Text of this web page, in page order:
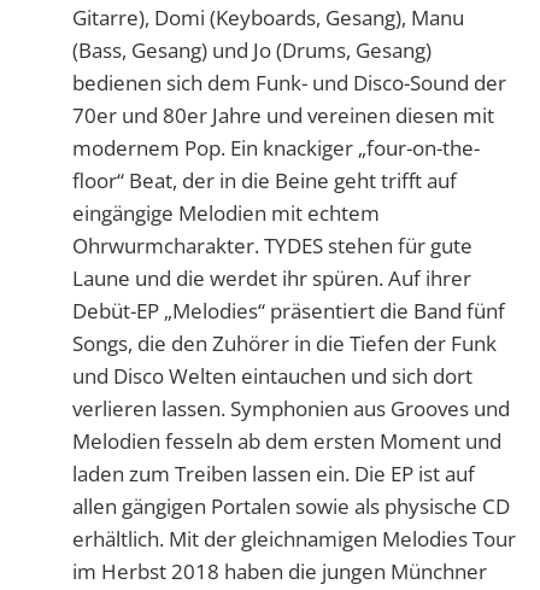
Gitarre), Domi (Keyboards, Gesang), Manu
(Bass, Gesang) und Jo (Drums, Gesang)
bedienen sich dem Funk- und Disco-Sound der
70er und 80er Jahre und vereinen diesen mit
modernem Pop. Ein knackiger „four-on-the-
floor“ Beat, der in die Beine geht trifft auf
eingängige Melodien mit echtem
Ohrwurmcharakter. TYDES stehen für gute
Laune und die werdet ihr spüren. Auf ihrer
Debüt-EP „Melodies“ präsentiert die Band fünf
Songs, die den Zuhörer in die Tiefen der Funk
und Disco Welten eintauchen und sich dort
verlieren lassen. Symphonien aus Grooves und
Melodien fesseln ab dem ersten Moment und
laden zum Treiben lassen ein. Die EP ist auf
allen gängigen Portalen sowie als physische CD
erhältlich. Mit der gleichnamigen Melodies Tour
im Herbst 2018 haben die jungen Münchner